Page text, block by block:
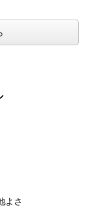
よさ